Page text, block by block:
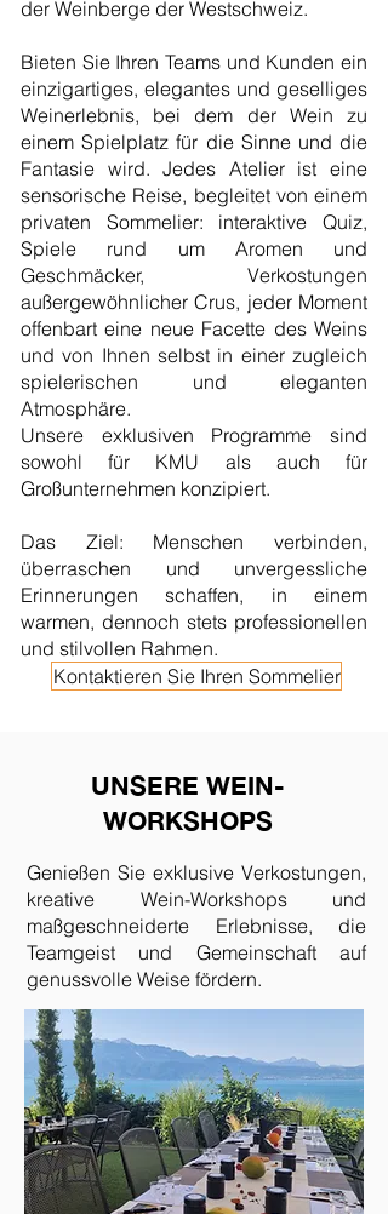
der Weinberge der Westschweiz.
Bieten Sie Ihren Teams und Kunden ein
einzigartiges, elegantes und geselliges
Weinerlebnis, bei dem der Wein zu
einem Spielplatz für die Sinne und die
Fantasie wird. Jedes Atelier ist eine
sensorische Reise, begleitet von einem
privaten Sommelier: interaktive Quiz,
Spiele rund um Aromen und
Geschmäcker, Verkostungen
außergewöhnlicher Crus, jeder Moment
offenbart eine neue Facette des Weins
und von Ihnen selbst in einer zugleich
spielerischen und eleganten
Atmosphäre.
Unsere exklusiven Programme sind
sowohl für KMU als auch für
Großunternehmen konzipiert.
Das Ziel: Menschen verbinden,
überraschen und unvergessliche
Erinnerungen schaffen, in einem
warmen, dennoch stets professionellen
und stilvollen Rahmen.
Kontaktieren Sie Ihren Sommelier
UNSERE WEIN-
WORKSHOPS
Genießen Sie exklusive Verkostungen,
kreative Wein-Workshops und
maßgeschneiderte Erlebnisse, die
Teamgeist und Gemeinschaft auf
genussvolle Weise fördern.